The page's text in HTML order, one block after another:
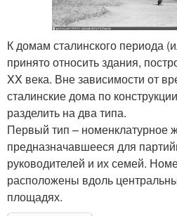
К домам сталинского периода
принято относить здания,
XX века. Вне зависимости от
сталинские дома по
разделить на два типа.
Первый тип – номенклатурное
предназначавшееся для
руководителей и их семей.
расположены вдоль
площадях.